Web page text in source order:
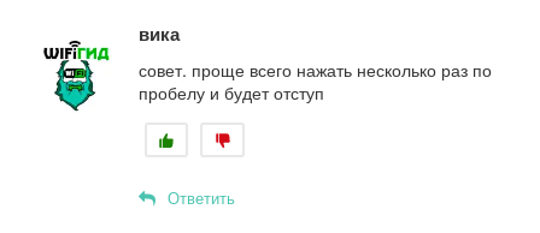
вика
совет. проще всего нажать несколько раз по
пробелу и будет отступ
Ответить